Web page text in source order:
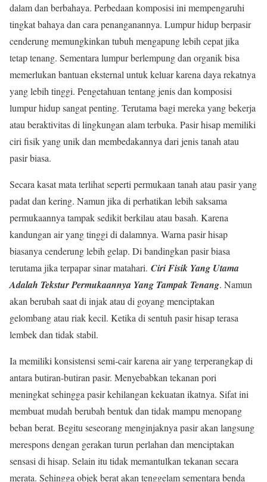
dalam dan berbahaya. Perbedaan komposisi ini mempengaruhi
tingkat bahaya dan cara penanganannya. Lumpur hidup berpasir
cenderung memungkinkan tubuh mengapung lebih cepat jika
tetap tenang. Sementara lumpur berlempung dan organik bisa
memerlukan bantuan eksternal untuk keluar karena daya rekatnya
yang lebih tinggi. Pengetahuan tentang jenis dan komposisi
lumpur hidup sangat penting. Terutama bagi mereka yang bekerja
atau beraktivitas di lingkungan alam terbuka. Pasir hisap memiliki
ciri fisik yang unik dan membedakannya dari jenis tanah atau
pasir biasa.
Secara kasat mata terlihat seperti permukaan tanah atau pasir yang
padat dan kering. Namun jika di perhatikan lebih saksama
permukaannya tampak sedikit berkilau atau basah. Karena
kandungan air yang tinggi di dalamnya. Warna pasir hisap
biasanya cenderung lebih gelap. Di bandingkan pasir biasa
terutama jika terpapar sinar matahari. Ciri Fisik Yang Utama
Adalah Tekstur Permukaannya Yang Tampak Tenang. Namun
akan berubah saat di injak atau di goyang menciptakan
gelombang atau riak kecil. Ketika di sentuh pasir hisap terasa
lembek dan tidak stabil.
Ia memiliki konsistensi semi-cair karena air yang terperangkap di
antara butiran-butiran pasir. Menyebabkan tekanan pori
meningkat sehingga pasir kehilangan kekuatan ikatnya. Sifat ini
membuat mudah berubah bentuk dan tidak mampu menopang
beban berat. Begitu seseorang menginjaknya pasir akan langsung
merespons dengan gerakan turun perlahan dan menciptakan
sensasi di hisap. Selain itu tidak memantulkan tekanan secara
merata. Sehingga objek berat akan tenggelam sementara benda